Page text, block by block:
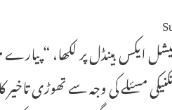
ایکس ہینڈل پر لکھا،
مسئلے کی وجہ سے تھوڑی تاخیر